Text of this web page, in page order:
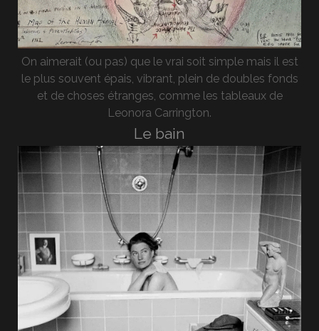
On aimerait (ou pas) que le vrai soit simple mais il est
le plus souvent épais, vibrant, plein de doubles fonds
et de choses étranges, comme les tableaux de
Leonora Carrington.
Le bain